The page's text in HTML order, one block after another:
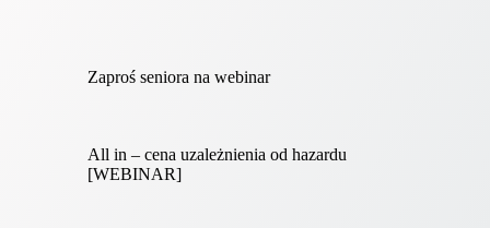
Zaproś seniora na webinar
All in – cena uzależnienia od hazardu
[WEBINAR]